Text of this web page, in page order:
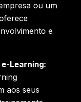
ou um
e
Learning:
aos seus